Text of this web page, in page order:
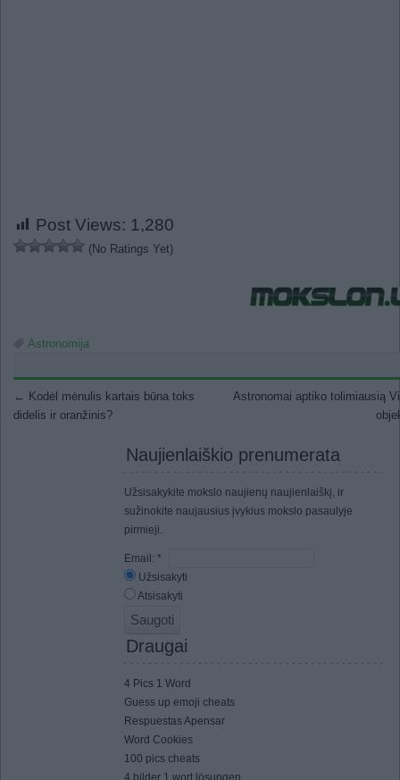
Post Views: 1,280
(No Ratings Yet)
Astronomija
Post navigation
← Kodėl mėnulis kartais būna toks
didelis ir oranžinis?
Astronomai aptiko tolimiausią
Naujienlaiškio prenumerata
Užsisakykite mokslo naujienų naujienlaiškį, ir
sužinokite naujausius įvykius mokslo pasaulyje
pirmieji.
Email: *
Užsisakyti
Atsisakyti
Draugai
4 Pics 1 Word
Guess up emoji cheats
Respuestas Apensar
Word Cookies
100 pics cheats
4 bilder 1 wort lösungen